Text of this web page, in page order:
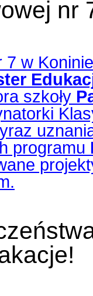
nr
7 w
szkoły
programu